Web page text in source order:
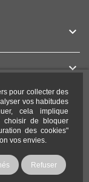
pour collecter des
vos habitudes
cela implique
choisir de bloquer
des cookies"
vos envies.
Refuser